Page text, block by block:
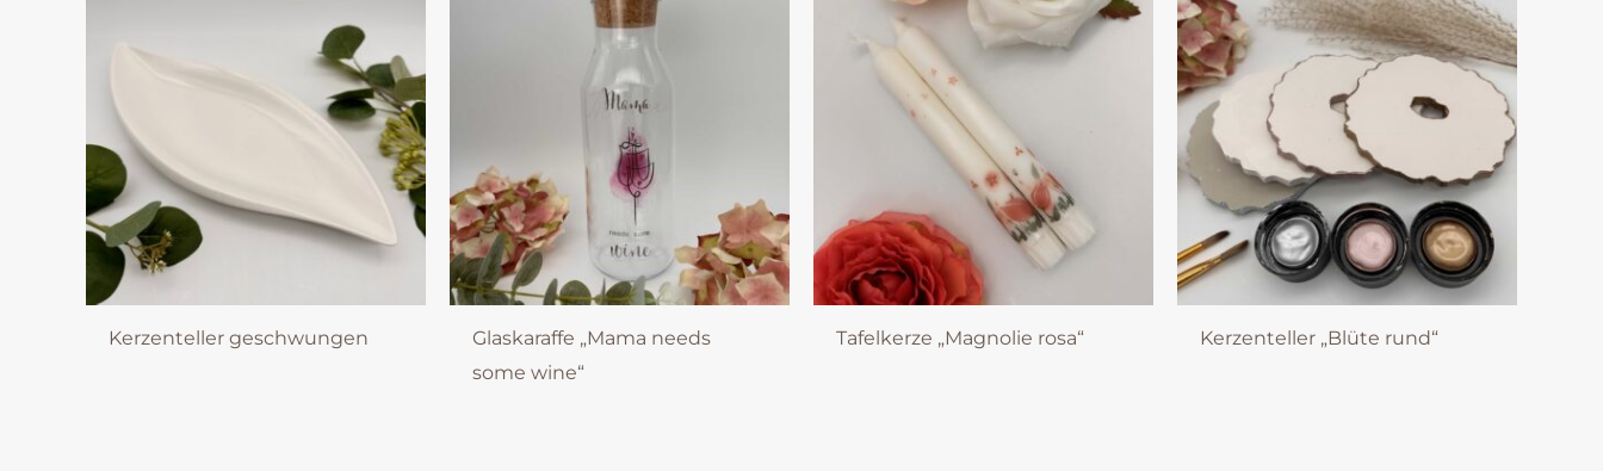
Kerzenteller geschwungen
Glaskaraffe „Mama needs
some wine“
Tafelkerze „Magnolie rosa“ Kerzenteller „Blüte rund“